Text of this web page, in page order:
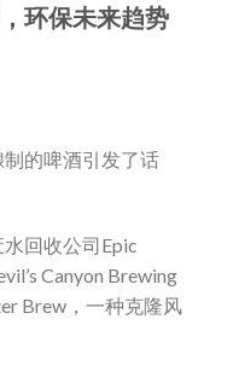
环保未来趋势
的啤酒引发了话
回收公司Epic
Canyon Brewing
Brew，一种克隆风